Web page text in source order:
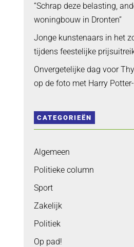
“Schrap deze belasting,
woningbouw in Dronten”
Jonge kunstenaars in het
tijdens feestelijke
Onvergetelijke dag voor
op de foto met Harry
CATEGORIEËN
Algemeen
Politieke column
Sport
Zakelijk
Politiek
Op pad!